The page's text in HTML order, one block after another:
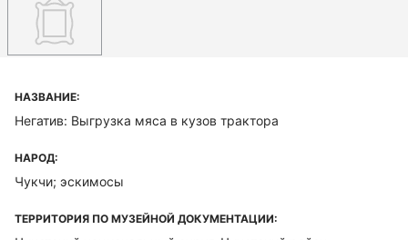
НАЗВАНИЕ:
Негатив: Выгрузка мяса в кузов трактора
НАРОД:
Чукчи; эскимосы
ТЕРРИТОРИЯ ПО МУЗЕЙНОЙ ДОКУМЕНТАЦИИ: